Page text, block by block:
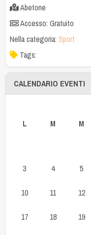
Abetone
Accesso: Gratuito
Nella categoria: Sport
Tags:
CALENDARIO EVENTI
L
M M
3 4 5
10 11 12
17 18 19